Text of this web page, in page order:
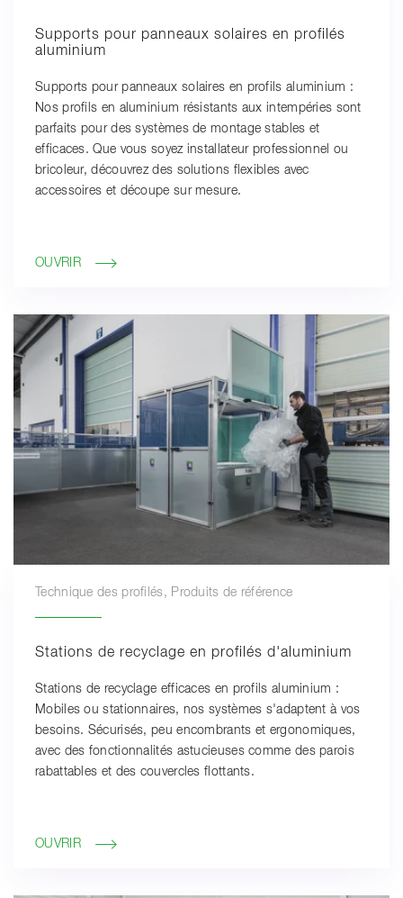
Supports pour panneaux solaires en profilés
aluminium
Supports pour panneaux solaires en profils aluminium :
Nos profils en aluminium résistants aux intempéries sont
parfaits pour des systèmes de montage stables et
efficaces. Que vous soyez installateur professionnel ou
bricoleur, découvrez des solutions flexibles avec
accessoires et découpe sur mesure.
OUVRIR
Technique des profilés, Produits de référence
Stations de recyclage en profilés d'aluminium
Stations de recyclage efficaces en profils aluminium :
Mobiles ou stationnaires, nos systèmes s'adaptent à vos
besoins. Sécurisés, peu encombrants et ergonomiques,
avec des fonctionnalités astucieuses comme des parois
rabattables et des couvercles flottants.
OUVRIR